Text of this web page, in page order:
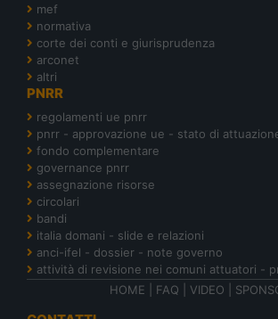
mef
normativa
corte dei conti e giurisprudenza
arconet
altri
PNRR
regolamenti ue pnrr
pnrr - approvazione ue - stato di
fondo complementare
governance pnrr
assegnazione risorse
circolari
bandi
italia domani - slide e relazioni
anci-ifel - dossier - note governo
attività di revisione nei comuni attuatori -
HOME
FAQ VIDEO